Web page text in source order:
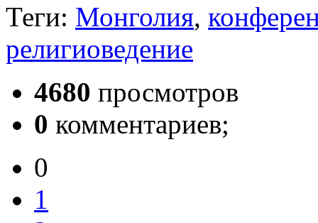
Теги: Монголия,
религиоведение
4680 просмотров
0 комментариев;
0
1